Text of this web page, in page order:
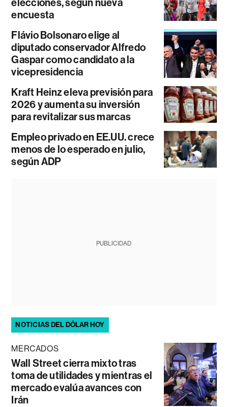
elecciones, según nueva
encuesta
Flávio Bolsonaro elige al
diputado conservador Alfredo
Gaspar como candidato a la
vicepresidencia
Kraft Heinz eleva previsión para
2026 y aumenta su inversión
para revitalizar sus marcas
Empleo privado en EE.UU. crece
menos de lo esperado en julio,
según ADP
PUBLICIDAD
NOTICIAS DEL DÓLAR HOY
MERCADOS
Wall Street cierra mixto tras
toma de utilidades y mientras el
mercado evalúa avances con
Irán